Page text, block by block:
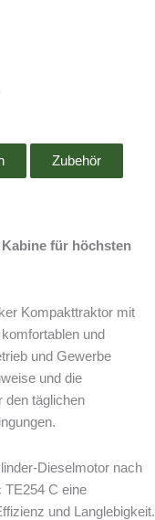
Zubehör
für höchsten
Kompakttraktor mit
und
und Gewerbe
und die
den täglichen
Dieselmotor nach
TE254 C eine
und Langlebigkeit.